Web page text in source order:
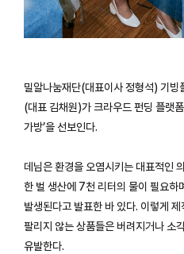
밀알나눔재단(대표이사 정형석) 기빙
(대표 김채원)가 크라우드 펀딩 플랫
가방’을 선보인다.
데님은 환경을 오염시키는 대표적인
한 벌 생산에 7천 리터의 물이 필요
발생된다고 발표한 바 있다. 이렇게
팔리지 않는 상품들은 버려지거나 소
유발한다.